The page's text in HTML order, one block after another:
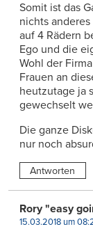
Somit ist das
nichts
auf 4 Rädern
Ego und die
Wohl der
Frauen an
heutzutage ja
gewechselt
Die ganze
nur noch
Antworten
Rory "easy
15.03.2018 um